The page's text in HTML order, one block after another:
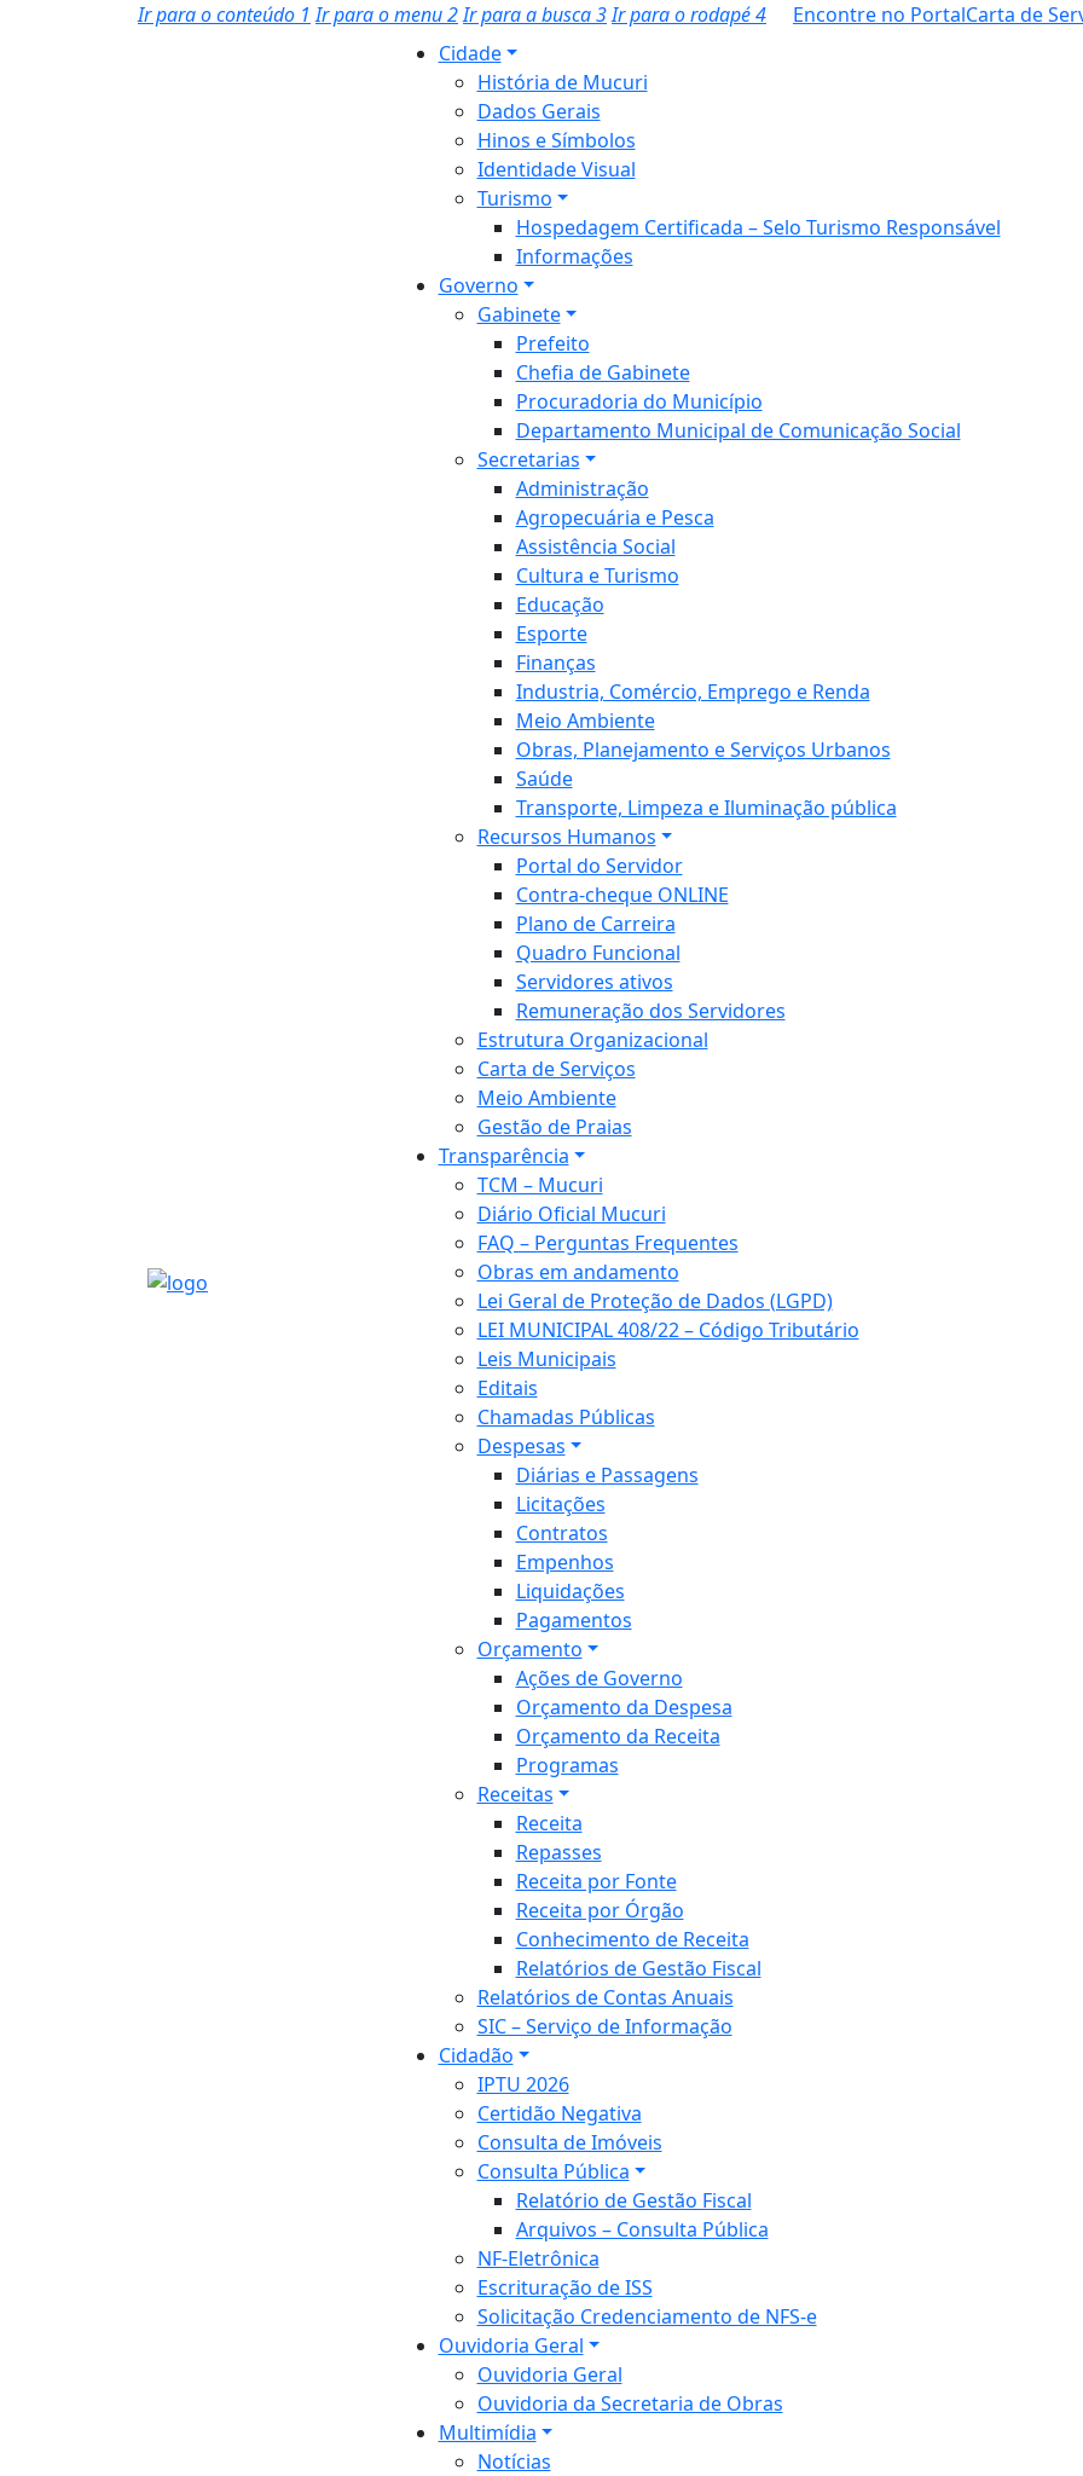
Ir para o conteúdo 1 Ir para o menu2Ir para a busca3Ir para o rodapé4 Encontre no PortalCarta de
Cidade
História de Mucuri
Dados Gerais
Hinos e Símbolos
Identidade Visual
Turismo
Hospedagem Certificada – Selo Turismo Responsável
Informações
Governo
Gabinete
Prefeito
Chefia de Gabinete
Procuradoria do Município
Departamento Municipal de Comunicação Social
Secretarias
Administração
Agropecuária e Pesca
Assistência Social
Cultura e Turismo
Educação
Esporte
Finanças
Industria, Comércio, Emprego e Renda
Meio Ambiente
Obras, Planejamento e Serviços Urbanos
Saúde
Transporte, Limpeza e Iluminação pública
Recursos Humanos
Portal do Servidor
Contra-cheque ONLINE
Plano de Carreira
Quadro Funcional
Servidores ativos
Remuneração dos Servidores
Estrutura Organizacional
Carta de Serviços
Meio Ambiente
Gestão de Praias
Transparência
TCM – Mucuri
Diário Oficial Mucuri
FAQ – Perguntas Frequentes
Obras em andamento
Lei Geral de Proteção de Dados (LGPD)
LEI MUNICIPAL 408/22 – Código Tributário
Leis Municipais
Editais
Chamadas Públicas
Despesas
Diárias e Passagens
Licitações
Contratos
Empenhos
Liquidações
Pagamentos
Orçamento
Ações de Governo
Orçamento da Despesa
Orçamento da Receita
Programas
Receitas
Receita
Repasses
Receita por Fonte
Receita por Órgão
Conhecimento de Receita
Relatórios de Gestão Fiscal
Relatórios de Contas Anuais
SIC – Serviço de Informação
Cidadão
IPTU 2026
Certidão Negativa
Consulta de Imóveis
Consulta Pública
Relatório de Gestão Fiscal
Arquivos – Consulta Pública
NF-Eletrônica
Escrituração de ISS
Solicitação Credenciamento de NFS-e
Ouvidoria Geral
Ouvidoria Geral
Ouvidoria da Secretaria de Obras
Multimídia
Notícias